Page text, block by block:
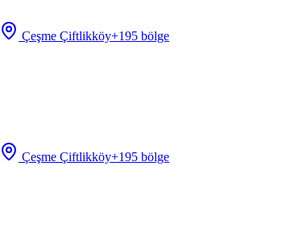
Çeşme Çiftlikköy+195 bölge
Çeşme Çiftlikköy+195 bölge